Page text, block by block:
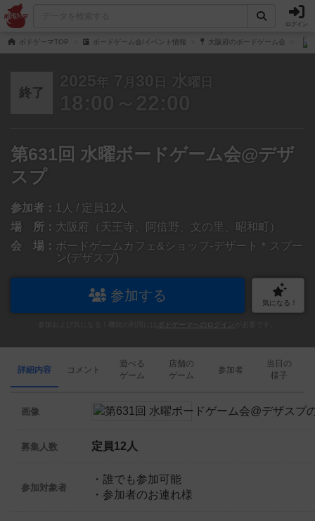
ログイン
ボドゲーマTOP ボードゲーム会/イベント情報 大阪府のボードゲーム会
終了
2025 年 7 月 30 日 水 曜日
18:00～22:00
第631回 水曜ボードゲーム会@デザ
スプ
参加者： 1人 / 定員12人
場 所： 大阪府（天王寺、阿倍野、文の里、昭和町）
会 場： ボードゲームカフェ&ショップ-デザート＊スプー
ン(デザスプ)
参加する 気になる！
ボドゲーマへのログイン
詳細内容 コメント
遊べる
ゲーム
店舗の
ゲーム
参加者
当日の
様子
画像
募集人数 定員12人
参加対象者
・誰でも参加可能
・参加者のお連れ様